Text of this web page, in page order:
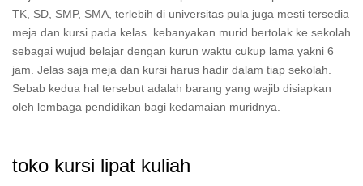
TK, SD, SMP, SMA, terlebih di universitas pula juga mesti tersedia
meja dan kursi pada kelas. kebanyakan murid bertolak ke sekolah
sebagai wujud belajar dengan kurun waktu cukup lama yakni 6
jam. Jelas saja meja dan kursi harus hadir dalam tiap sekolah.
Sebab kedua hal tersebut adalah barang yang wajib disiapkan
oleh lembaga pendidikan bagi kedamaian muridnya.
toko kursi lipat kuliah